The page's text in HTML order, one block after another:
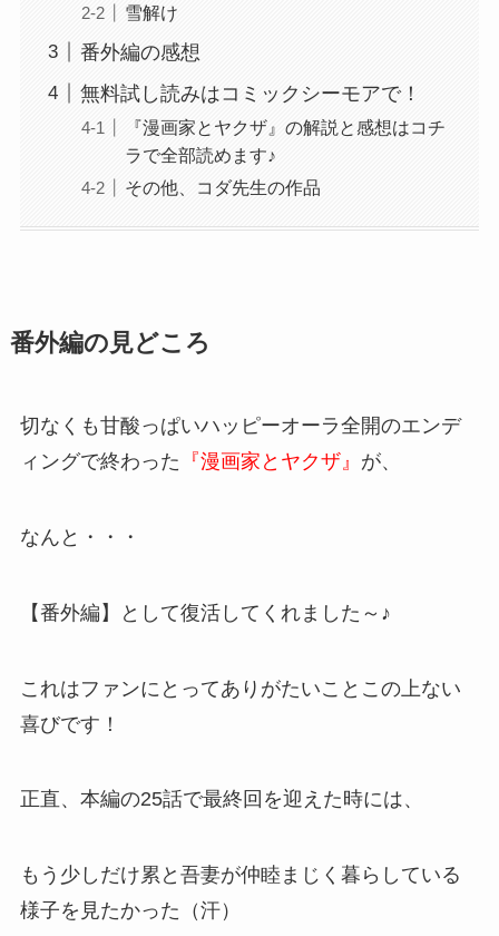
雪解け
番外編の感想
無料試し読みはコミックシーモアで！
『漫画家とヤクザ』の解説と感想はコチ
ラで全部読めます♪
その他、コダ先生の作品
番外編の見どころ
切なくも甘酸っぱいハッピーオーラ全開のエンデ
ィングで終わった 『漫画家とヤクザ』 が、
なんと・・・
【番外編】として復活してくれました～♪
これはファンにとってありがたいことこの上ない
喜びです！
正直、本編の25話で最終回を迎えた時には、
もう少しだけ累と吾妻が仲睦まじく暮らしている
様子を見たかった（汗）